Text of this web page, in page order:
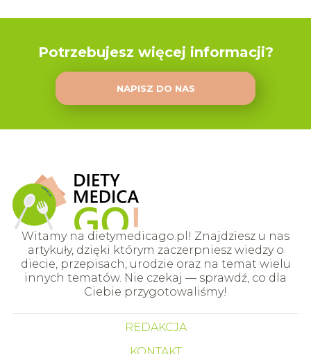
Potrzebujesz więcej informacji?
NAPISZ DO NAS
Witamy na dietymedicago.pl! Znajdziesz u nas
artykuły, dzięki którym zaczerpniesz wiedzy o
diecie, przepisach, urodzie oraz na temat wielu
innych tematów. Nie czekaj — sprawdź, co dla
Ciebie przygotowaliśmy!
REDAKCJA